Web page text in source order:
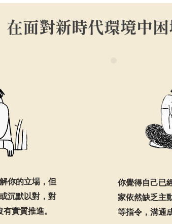
面對新時代環境中
你的立場，但
沉默以對，對
實質推進。
你覺得自己已
家依然缺乏主
等指令，溝通